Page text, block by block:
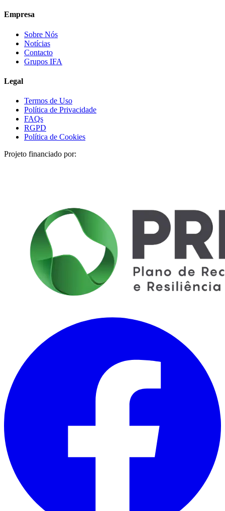
Empresa
Sobre Nós
Notícias
Contacto
Grupos IFA
Legal
Termos de Uso
Política de Privacidade
FAQs
RGPD
Política de Cookies
Projeto financiado por: